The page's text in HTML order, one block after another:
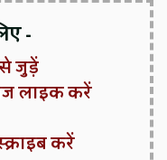
-
जुड़ें
लाइक करें
करें